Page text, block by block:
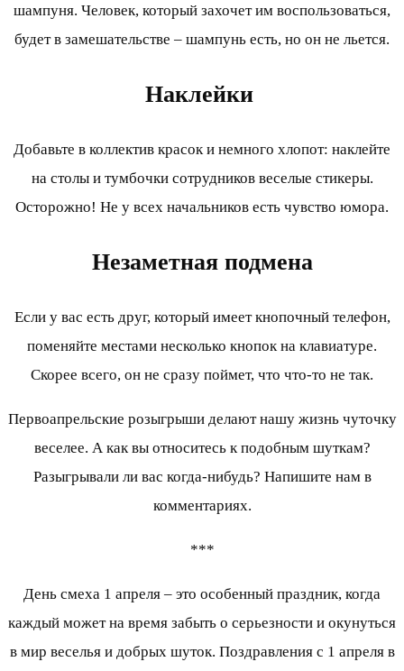
шампуня. Человек, который захочет им воспользоваться,
будет в замешательстве – шампунь есть, но он не льется.
Наклейки
Добавьте в коллектив красок и немного хлопот: наклейте
на столы и тумбочки сотрудников веселые стикеры.
Осторожно! Не у всех начальников есть чувство юмора.
Незаметная подмена
Если у вас есть друг, который имеет кнопочный телефон,
поменяйте местами несколько кнопок на клавиатуре.
Скорее всего, он не сразу поймет, что что-то не так.
Первоапрельские розыгрыши делают нашу жизнь чуточку
веселее. А как вы относитесь к подобным шуткам?
Разыгрывали ли вас когда-нибудь? Напишите нам в
комментариях.
***
День смеха 1 апреля – это особенный праздник, когда
каждый может на время забыть о серьезности и окунуться
в мир веселья и добрых шуток. Поздравления с 1 апреля в